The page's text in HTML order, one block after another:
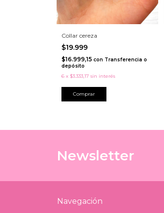
Collar cereza
$19.999
$16.999,15 con Transferencia o
depósito
6 x $3.333,17 sin interés
Newsletter
Navegación